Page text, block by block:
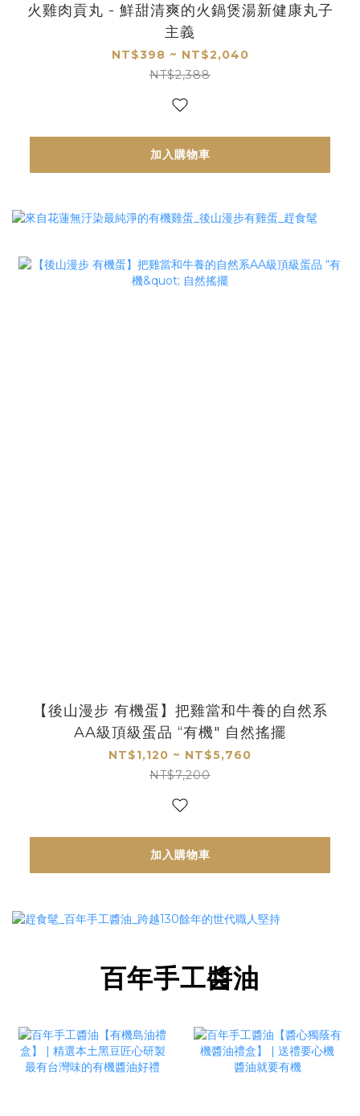
火雞肉貢丸 - 鮮甜清爽的火鍋煲湯新健康丸子
主義
NT$398 ~ NT$2,040
NT$2,388
加入購物車
【後山漫步 有機蛋】把雞當和牛養的自然系
AA級頂級蛋品 “有機" 自然搖擺
NT$1,120 ~ NT$5,760
NT$7,200
加入購物車
百年手工醬油